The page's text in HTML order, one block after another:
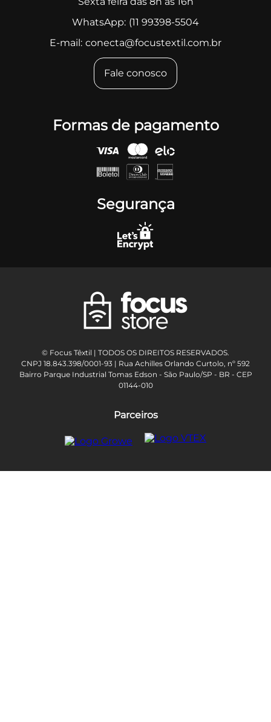
WhatsApp: (11 99398-5504
E-mail: conecta@focustextil.com.br
Fale conosco
Formas de pagamento
Segurança
© Focus Têxtil | TODOS OS DIREITOS RESERVADOS.
CNPJ 18.843.398/0001-93 | Rua Achilles Orlando Curtolo, nº 592
Bairro Parque Industrial Tomas Edson - São Paulo/SP - BR - CEP
01144-010
Parceiros